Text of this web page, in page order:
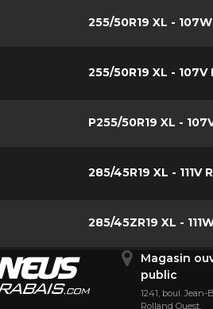
255/50R19 XL - 107W
255/50R19 XL - 107V
P255/50R19 XL -
285/45R19 XL - 111V
285/45ZR19 XL -
Magasin
public
1241, boul. Jean-
Rolland Ouest,